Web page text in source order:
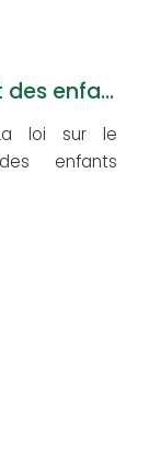
Tourisme sexuel impliquant des enfants
loi sur le
enfants